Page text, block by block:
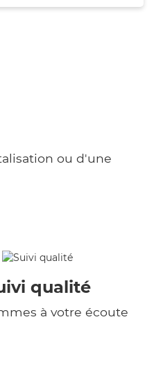
ou d'une
qualité
à votre écoute